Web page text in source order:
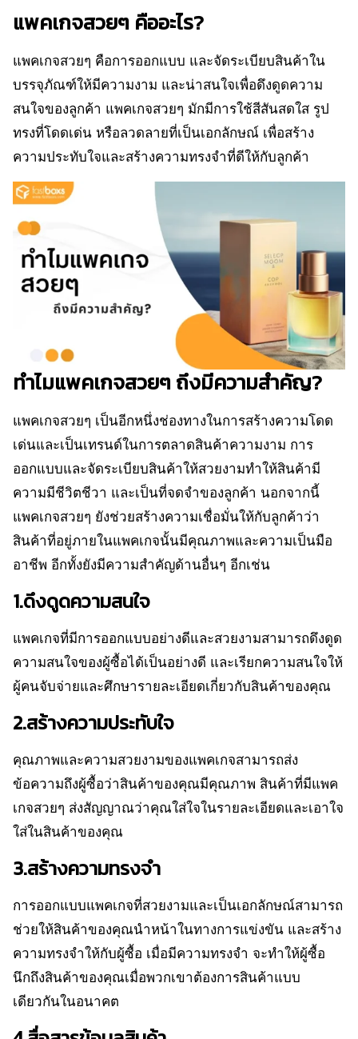
แพคเกจสวยๆ คืออะไร?
แพคเกจสวยๆ คือการออกแบบ และจัดระเบียบสินค้าใน
บรรจุภัณฑ์ให้มีความงาม และน่าสนใจเพื่อดึงดูดความ
สนใจของลูกค้า แพคเกจสวยๆ มักมีการใช้สีสันสดใส รูป
ทรงที่โดดเด่น หรือลวดลายที่เป็นเอกลักษณ์ เพื่อสร้าง
ความประทับใจและสร้างความทรงจำที่ดีให้กับลูกค้า
ทำไมแพคเกจสวยๆ ถึงมีความสำคัญ?
แพคเกจสวยๆ เป็นอีกหนึ่งช่องทางในการสร้างความโดด
เด่นและเป็นเทรนด์ในการตลาดสินค้าความงาม การ
ออกแบบและจัดระเบียบสินค้าให้สวยงามทำให้สินค้ามี
ความมีชีวิตชีวา และเป็นที่จดจำของลูกค้า นอกจากนี้
แพคเกจสวยๆ ยังช่วยสร้างความเชื่อมั่นให้กับลูกค้าว่า
สินค้าที่อยู่ภายในแพคเกจนั้นมีคุณภาพและความเป็นมือ
อาชีพ อีกทั้งยังมีความสำคัญด้านอื่นๆ อีกเช่น
1.ดึงดูดความสนใจ
แพคเกจที่มีการออกแบบอย่างดีและสวยงามสามารถดึงดูด
ความสนใจของผู้ซื้อได้เป็นอย่างดี และเรียกความสนใจให้
ผู้คนจับจ่ายและศึกษารายละเอียดเกี่ยวกับสินค้าของคุณ
2.สร้างความประทับใจ
คุณภาพและความสวยงามของแพคเกจสามารถส่ง
ข้อความถึงผู้ซื้อว่าสินค้าของคุณมีคุณภาพ สินค้าที่มีแพค
เกจสวยๆ ส่งสัญญาณว่าคุณใส่ใจในรายละเอียดและเอาใจ
ใส่ในสินค้าของคุณ
3.สร้างความทรงจำ
การออกแบบแพคเกจที่สวยงามและเป็นเอกลักษณ์สามารถ
ช่วยให้สินค้าของคุณนำหน้าในทางการแข่งขัน และสร้าง
ความทรงจำให้กับผู้ซื้อ เมื่อมีความทรงจำ จะทำให้ผู้ซื้อ
นึกถึงสินค้าของคุณเมื่อพวกเขาต้องการสินค้าแบบ
เดียวกันในอนาคต